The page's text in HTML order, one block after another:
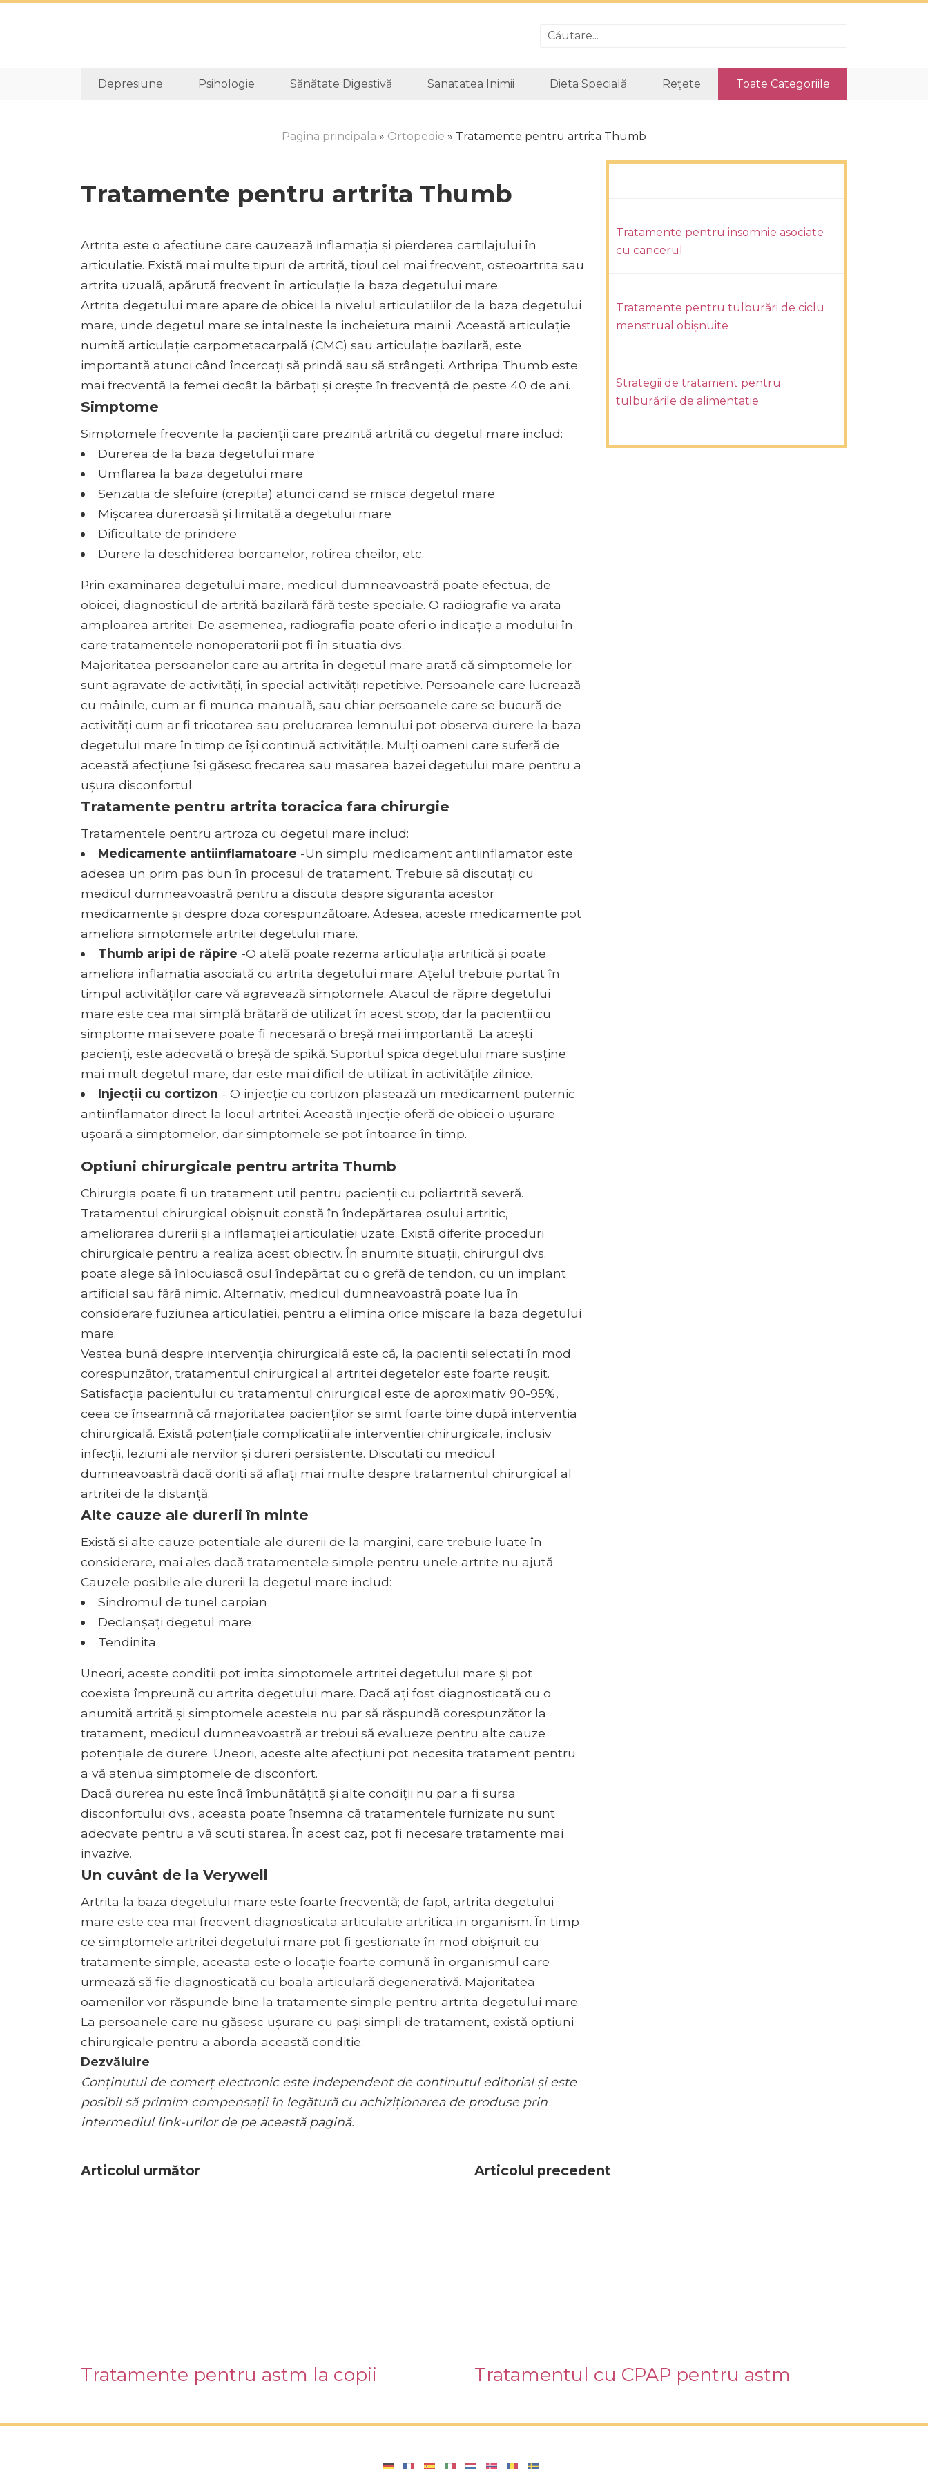
Depresiune Psihologie Sănătate Digestivă Sanatatea Inimii Dieta Specială Rețete Toate Categoriile
Pagina principala » Ortopedie » Tratamente pentru artrita Thumb
Tratamente pentru artrita Thumb
Artrita este o afecțiune care cauzează inflamația și pierderea cartilajului în
articulație. Există mai multe tipuri de artrită, tipul cel mai frecvent, osteoartrita sau
artrita uzuală, apărută frecvent în articulație la baza degetului mare.
Artrita degetului mare apare de obicei la nivelul articulatiilor de la baza degetului
mare, unde degetul mare se intalneste la incheietura mainii. Această articulație
numită articulație carpometacarpală (CMC) sau articulație bazilară, este
importantă atunci când încercați să prindă sau să strângeți. Arthripa Thumb este
mai frecventă la femei decât la bărbați și crește în frecvență de peste 40 de ani.
Simptome
Simptomele frecvente la pacienții care prezintă artrită cu degetul mare includ:
Durerea de la baza degetului mare
Umflarea la baza degetului mare
Senzatia de slefuire (crepita) atunci cand se misca degetul mare
Mișcarea dureroasă și limitată a degetului mare
Dificultate de prindere
Durere la deschiderea borcanelor, rotirea cheilor, etc.
Prin examinarea degetului mare, medicul dumneavoastră poate efectua, de
obicei, diagnosticul de artrită bazilară fără teste speciale. O radiografie va arata
amploarea artritei. De asemenea, radiografia poate oferi o indicație a modului în
care tratamentele nonoperatorii pot fi în situația dvs..
Majoritatea persoanelor care au artrita în degetul mare arată că simptomele lor
sunt agravate de activități, în special activități repetitive. Persoanele care lucrează
cu mâinile, cum ar fi munca manuală, sau chiar persoanele care se bucură de
activități cum ar fi tricotarea sau prelucrarea lemnului pot observa durere la baza
degetului mare în timp ce își continuă activitățile. Mulți oameni care suferă de
această afecțiune își găsesc frecarea sau masarea bazei degetului mare pentru a
ușura disconfortul.
Tratamente pentru artrita toracica fara chirurgie
Tratamentele pentru artroza cu degetul mare includ:
Medicamente antiinflamatoare -Un simplu medicament antiinflamator este
adesea un prim pas bun în procesul de tratament. Trebuie să discutați cu
medicul dumneavoastră pentru a discuta despre siguranța acestor
medicamente și despre doza corespunzătoare. Adesea, aceste medicamente pot
ameliora simptomele artritei degetului mare.
Thumb aripi de răpire -O atelă poate rezema articulația artritică și poate
ameliora inflamația asociată cu artrita degetului mare. Ațelul trebuie purtat în
timpul activităților care vă agravează simptomele. Atacul de răpire degetului
mare este cea mai simplă brățară de utilizat în acest scop, dar la pacienții cu
simptome mai severe poate fi necesară o breșă mai importantă. La acești
pacienți, este adecvată o breșă de spikă. Suportul spica degetului mare susține
mai mult degetul mare, dar este mai dificil de utilizat în activitățile zilnice.
Injecții cu cortizon - O injecție cu cortizon plasează un medicament puternic
antiinflamator direct la locul artritei. Această injecție oferă de obicei o ușurare
ușoară a simptomelor, dar simptomele se pot întoarce în timp.
Optiuni chirurgicale pentru artrita Thumb
Chirurgia poate fi un tratament util pentru pacienții cu poliartrită severă.
Tratamentul chirurgical obișnuit constă în îndepărtarea osului artritic,
ameliorarea durerii și a inflamației articulației uzate. Există diferite proceduri
chirurgicale pentru a realiza acest obiectiv. În anumite situații, chirurgul dvs.
poate alege să înlocuiască osul îndepărtat cu o grefă de tendon, cu un implant
artificial sau fără nimic. Alternativ, medicul dumneavoastră poate lua în
considerare fuziunea articulației, pentru a elimina orice mișcare la baza degetului
mare.
Vestea bună despre intervenția chirurgicală este că, la pacienții selectați în mod
corespunzător, tratamentul chirurgical al artritei degetelor este foarte reușit.
Satisfacția pacientului cu tratamentul chirurgical este de aproximativ 90-95%,
ceea ce înseamnă că majoritatea pacienților se simt foarte bine după intervenția
chirurgicală. Există potențiale complicații ale intervenției chirurgicale, inclusiv
infecții, leziuni ale nervilor și dureri persistente. Discutați cu medicul
dumneavoastră dacă doriți să aflați mai multe despre tratamentul chirurgical al
artritei de la distanță.
Alte cauze ale durerii în minte
Există și alte cauze potențiale ale durerii de la margini, care trebuie luate în
considerare, mai ales dacă tratamentele simple pentru unele artrite nu ajută.
Cauzele posibile ale durerii la degetul mare includ:
Sindromul de tunel carpian
Declanșați degetul mare
Tendinita
Uneori, aceste condiții pot imita simptomele artritei degetului mare și pot
coexista împreună cu artrita degetului mare. Dacă ați fost diagnosticată cu o
anumită artrită și simptomele acesteia nu par să răspundă corespunzător la
tratament, medicul dumneavoastră ar trebui să evalueze pentru alte cauze
potențiale de durere. Uneori, aceste alte afecțiuni pot necesita tratament pentru
a vă atenua simptomele de disconfort.
Dacă durerea nu este încă îmbunătățită și alte condiții nu par a fi sursa
disconfortului dvs., aceasta poate însemna că tratamentele furnizate nu sunt
adecvate pentru a vă scuti starea. În acest caz, pot fi necesare tratamente mai
invazive.
Un cuvânt de la Verywell
Artrita la baza degetului mare este foarte frecventă; de fapt, artrita degetului
mare este cea mai frecvent diagnosticata articulatie artritica in organism. În timp
ce simptomele artritei degetului mare pot fi gestionate în mod obișnuit cu
tratamente simple, aceasta este o locație foarte comună în organismul care
urmează să fie diagnosticată cu boala articulară degenerativă. Majoritatea
oamenilor vor răspunde bine la tratamente simple pentru artrita degetului mare.
La persoanele care nu găsesc ușurare cu pași simpli de tratament, există opțiuni
chirurgicale pentru a aborda această condiție.
Dezvăluire
Conținutul de comerț electronic este independent de conținutul editorial și este
posibil să primim compensații în legătură cu achiziționarea de produse prin
intermediul link-urilor de pe această pagină.
Tratamente pentru insomnie asociate
cu cancerul
Tratamente pentru tulburări de ciclu
menstrual obișnuite
Strategii de tratament pentru
tulburările de alimentatie
Articolul următor
Tratamente pentru astm la copii
Articolul precedent
Tratamentul cu CPAP pentru astm